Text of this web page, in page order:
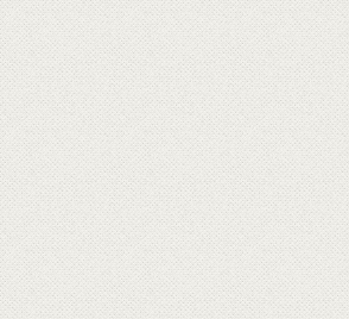
會員條款 隱私權政策 聯絡我
人才招募
Goodwell 固德威美食生活家 版權
地址：桃園市楊梅區四維二
Email：
建議使用Chrome、Firefox、IE9以上瀏覽